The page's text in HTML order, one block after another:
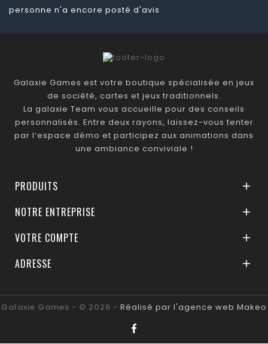
personne n'a encore posté d'avis
Galaxie Games est votre boutique spécialisée en jeux
de société, cartes et jeux traditionnels.
La galaxie Team vous accueille pour des conseils
personnalisés. Entre deux rayons, laissez-vous tenter
par l’espace démo et participez aux animations dans
une ambiance conviviale !
PRODUITS 
NOTRE ENTREPRISE 
VOTRE COMPTE 
ADRESSE 
Galaxie Games - © 2026 - Réalisé par l'agence web Makeo